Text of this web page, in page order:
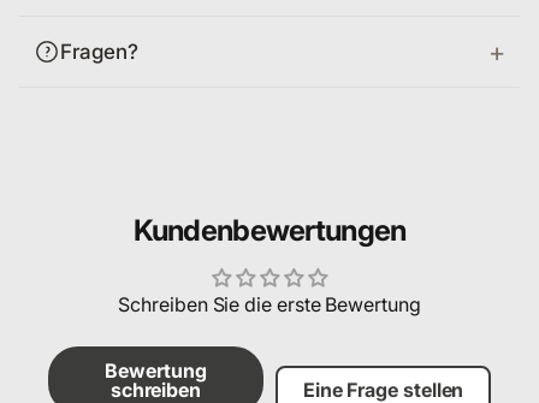
Fragen?
Kundenbewertungen
Schreiben Sie die erste Bewertung
Bewertung
schreiben
Eine Frage stellen